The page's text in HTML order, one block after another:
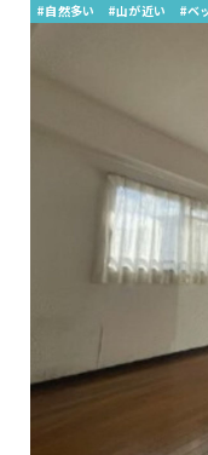
#自然多い #山が近い #ベ